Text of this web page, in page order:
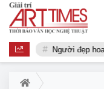
Người đẹp